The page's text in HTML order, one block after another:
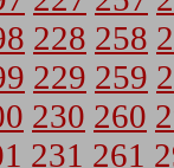
228 258
229 259
230 260
231 261